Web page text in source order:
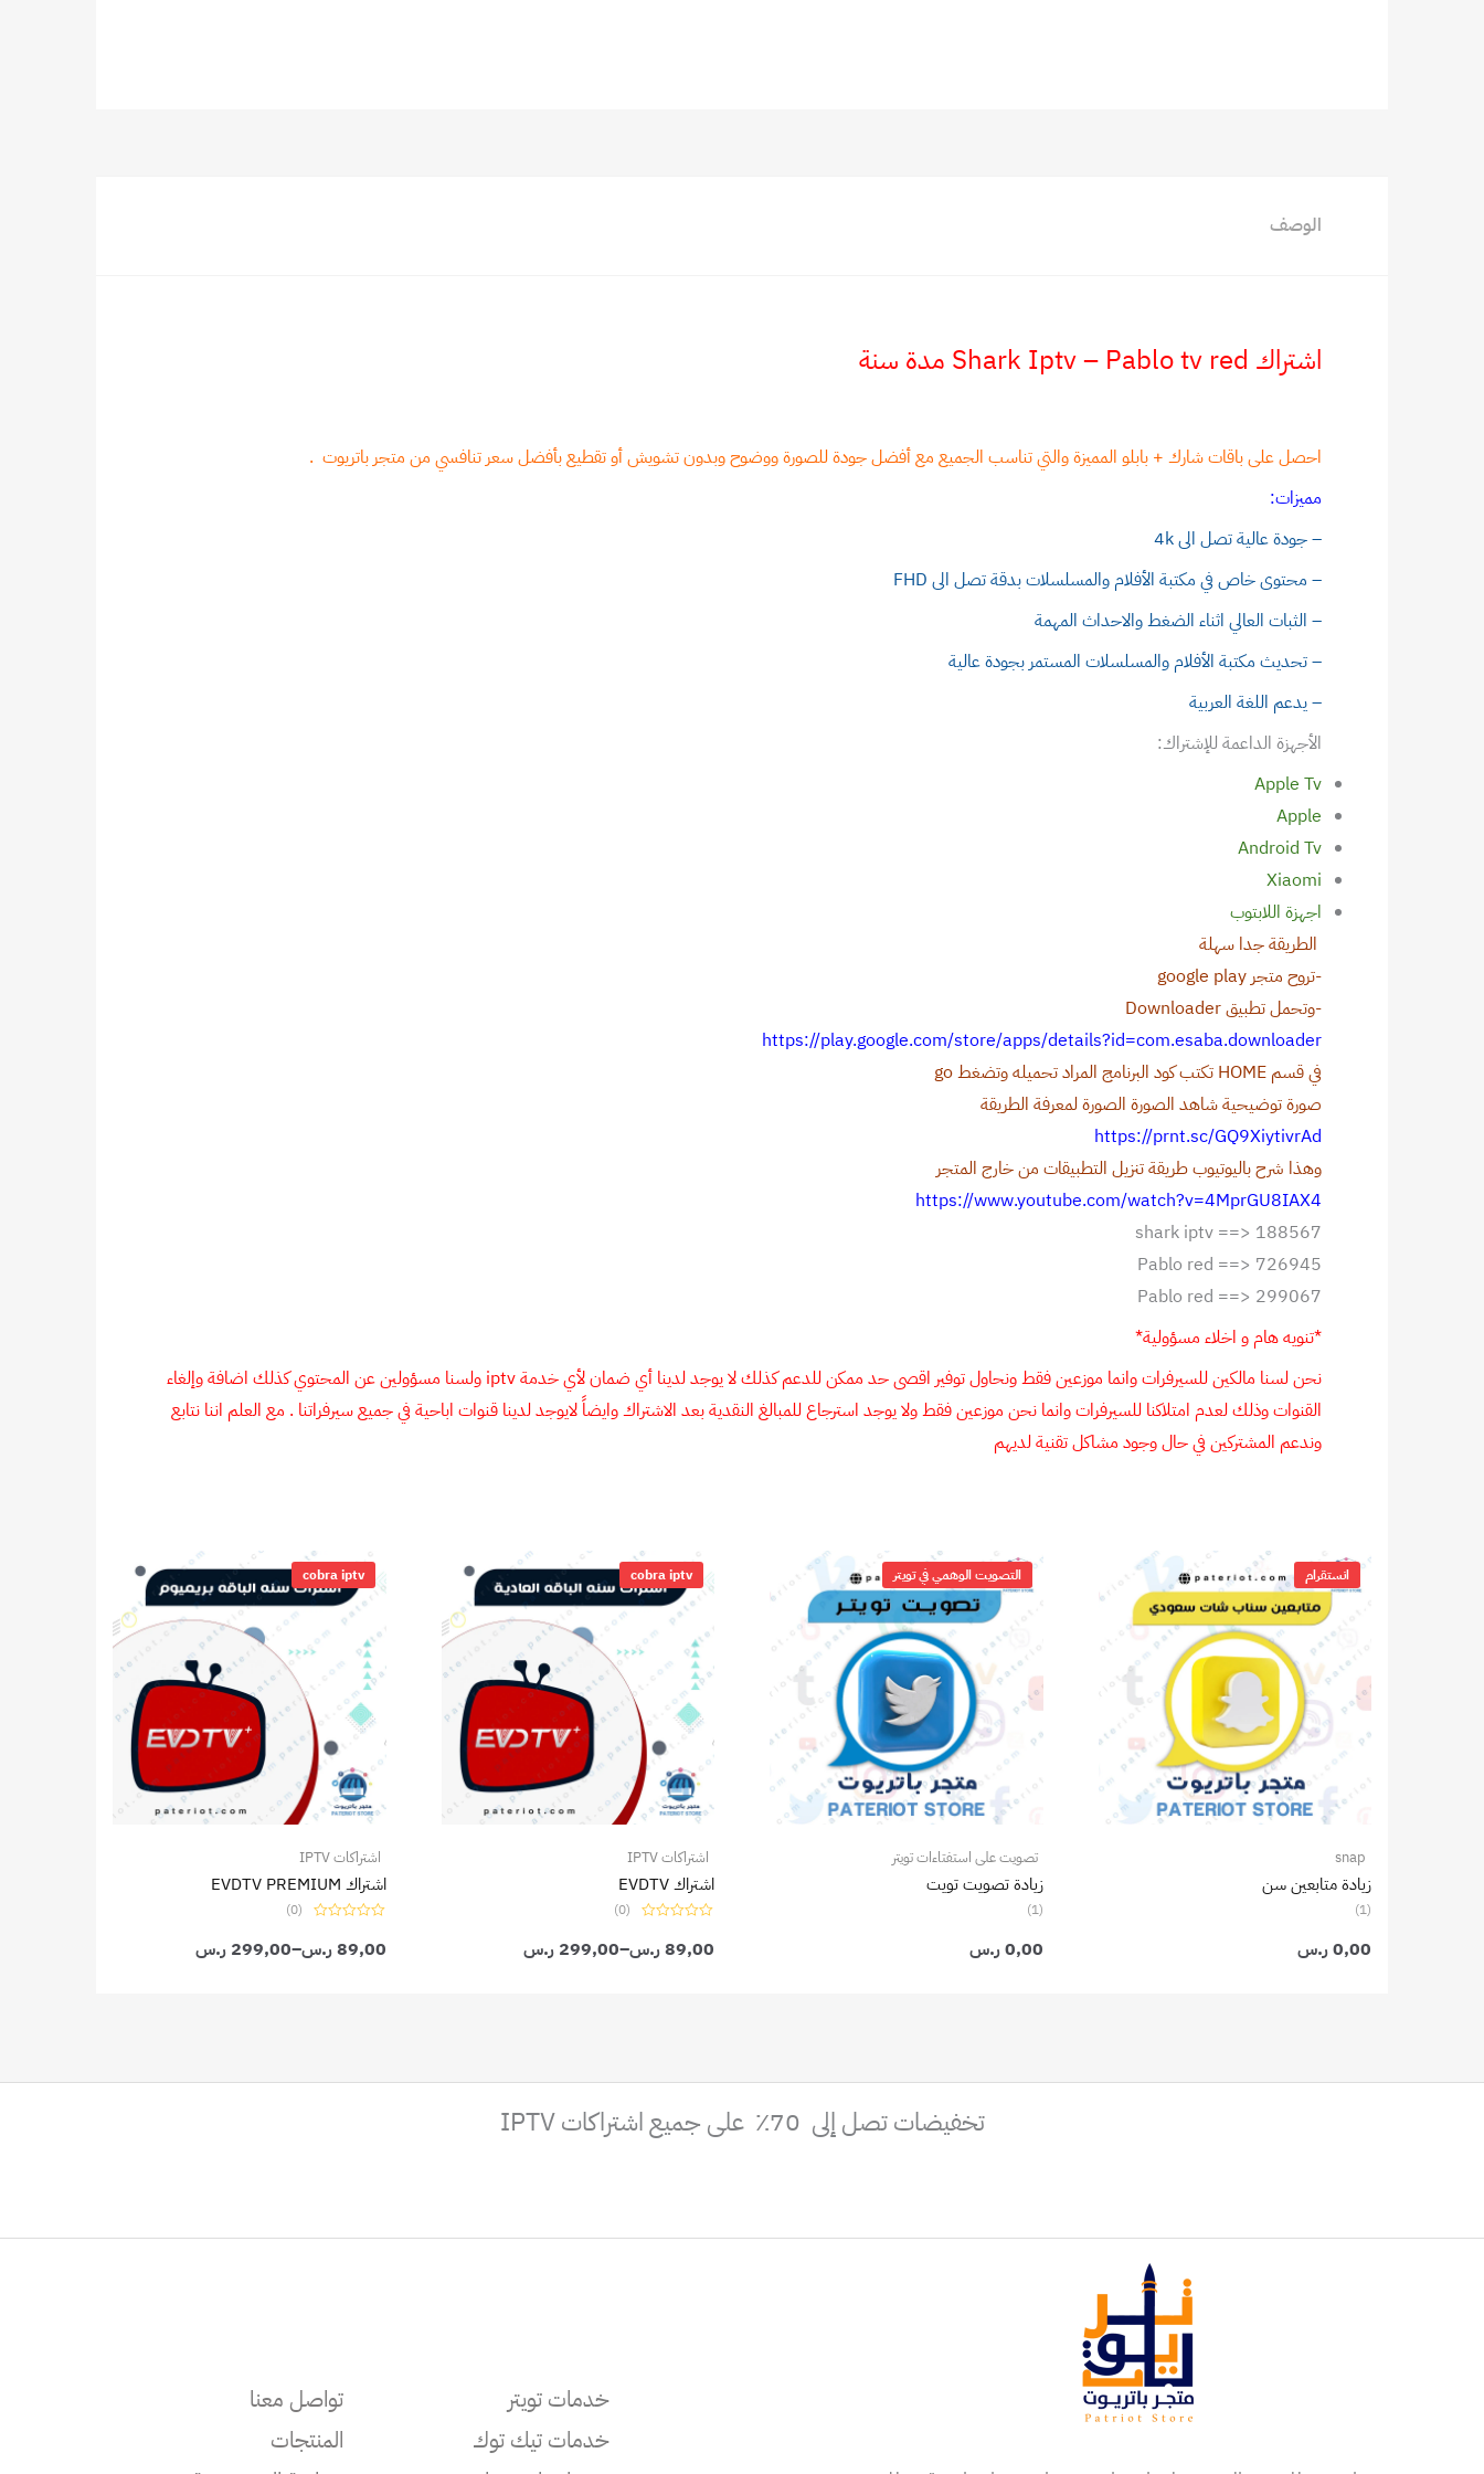
الوصف
اشتراك Shark Iptv – Pablo tv red مدة سنة
احصل على باقات شارك + بابلو المميزة والتي تناسب الجميع مع أفضل جودة للصورة ووضوح وبدون تشويش أو تقطيع بأفضل سعر تنافسي من متجر باتريوت .
مميزات:
– جودة عالية تصل الى 4k
– محتوى خاص في مكتبة الأفلام والمسلسلات بدقة تصل الى FHD
– الثبات العالي اثناء الضغط والاحداث المهمة
– تحديث مكتبة الأفلام والمسلسلات المستمر بجودة عالية
– يدعم اللغة العربية
الأجهزة الداعمة للإشتراك:
Apple Tv
Apple
Android Tv
Xiaomi
اجهزة اللابتوب
الطريقة جدا سهلة
-تروح متجر google play
-وتحمل تطبيق Downloader
https://play.google.com/store/apps/details?id=com.esaba.downloader
في قسم HOME تكتب كود البرنامج المراد تحميله وتضغط go
صورة توضيحية شاهد الصورة الصورة لمعرفة الطريقة
https://prnt.sc/GQ9XiytivrAd
وهذا شرح باليوتيوب طريقة تنزيل التطبيقات من خارج المتجر
*تنويه هام و اخلاء مسؤولية*
نحن لسنا مالكين للسيرفرات وانما موزعين فقط ونحاول توفير اقصى حد ممكن للدعم كذلك لا يوجد لدينا أي ضمان لأي خدمة iptv ولسنا مسؤولين عن المحتوي كذلك اضافة وإلغاء
القنوات وذلك لعدم امتلاكنا للسيرفرات وانما نحن موزعين فقط ولا يوجد استرجاع للمبالغ النقدية بعد الاشتراك وايضاً لايوجد لدينا قنوات اباحية في جميع سيرفراتنا . مع العلم اننا نتابع
وندعم المشتركين في حال وجود مشاكل تقنية لديهم
انستقرام
snap
زيادة متابعين سن
(1)
0,00ر.س
التصويت الوهمي في تويتر
تصويت على استفتاءات تويتر
زيادة تصويت تويت
(1)
0,00ر.س
cobra iptv
اشتراكات IPTV
اشتراك EVDTV
التقييم
0
(0)
89,00ر.س–
299,00 ر.س
السعر:
من
خلال
cobra iptv
اشتراكات IPTV
اشتراك EVDTV PREMIUM
التقييم
0
(0)
89,00ر.س–
299,00 ر.س
السعر:
من
⁦89,00 ر.س⁩
خلال
تخفيضات تصل إلى 70٪ على جميع اشتراكات IPTV
خدمات تويتر
خدمات تيك توك
تواصل معنا
المنتجات